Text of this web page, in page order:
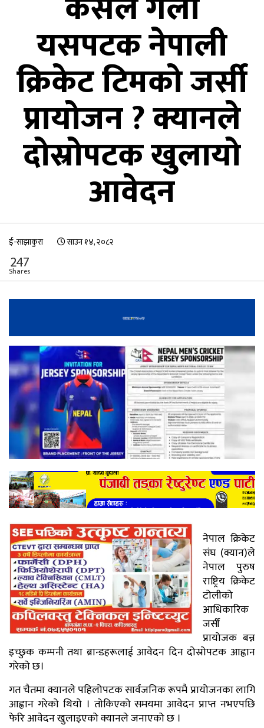
यसपटक नेपाली
क्रिकेट टिमको जर्सी
प्रायोजन ? क्यानले
दोस्रोपटक खुलायो
आवेदन
ई-साझाकुरा साउन १४, २०८२
247
Shares
नेपाल क्रिकेट
संघ (क्यान)ले
नेपाल पुरुष
राष्ट्रिय क्रिकेट
टोलीको
आधिकारिक
जर्सी
प्रायोजक बन्न
इच्छुक कम्पनी तथा ब्रान्डहरूलाई आवेदन दिन दोस्रोपटक आह्वान
गरेको छ।
गत चैतमा क्यानले पहिलोपटक सार्वजनिक रूपमै प्रायोजनका लागि
आह्वान गरेको थियो । तोकिएको समयमा आवेदन प्राप्त नभएपछि
फेरि आवेदन खुलाइएको क्यानले जनाएको छ ।